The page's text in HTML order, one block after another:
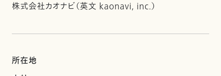
株式会社カオナビ（英文 kaonavi, inc.）
所在地